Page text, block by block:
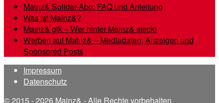
Mainz& Solidar-Abo: FAQ und Anleitung
Was ist Mainz&?
Mainz& gik – Wer hinter Mainz& steckt
Werben auf Mainz& – Mediadaten, Anzeigen und
Sponsored Posts
Impressum
Datenschutz
© 2015 - 2026 Mainz& - Alle Rechte vorbehalten